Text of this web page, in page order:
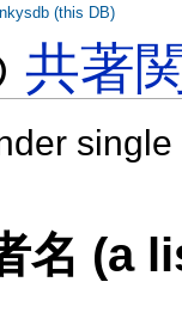
共著
名 (a
nkysdb (this DB)